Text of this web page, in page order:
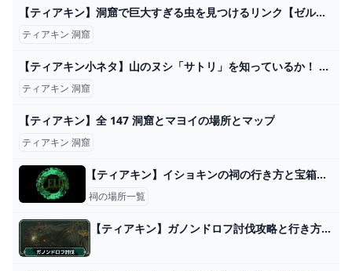
【ティアキン】洞窟で巨大すぎる虫を見つけるリンク【ゼルダの伝説 ティアーズ オブ ザ キングダム】 - YouTube
ティアキン 洞窟
【ティアキン小ネタ】山のヌシ「サトリ」を知っているか！ 洞窟の場所を教えてくれる神々しい生き物【ゼルダの伝説】 - GAME Watch
ティアキン 洞窟
【ティアキン】全 147 洞窟とマヨイの場所とマップ
ティアキン 洞窟
【ティアキン】イショキンの祠の行き方と宝箱｜ラウルの祝福【ゼルダの伝説ティアーズオブザキングダム】
祠の場所一覧
【ティアキン】ガノンドロフ討伐攻略と行き方【ゼルダの伝説ティアーズオブザキングダム】 - ゲームウィズ